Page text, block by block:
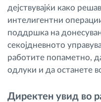
дејствувајќи како
интелигентни
поддршка на
секојдневното
работите попаметно,
одлуки и да останете
Директен увид во